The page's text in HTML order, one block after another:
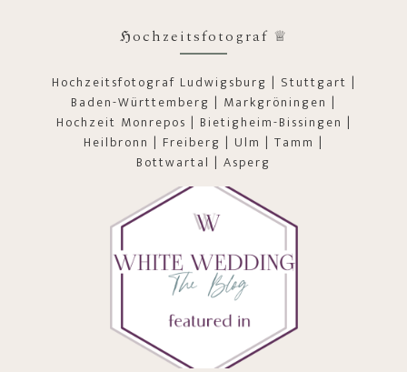
ℌochzeitsfotograf ♕
Hochzeitsfotograf Ludwigsburg | Stuttgart |
Baden-Württemberg | Markgröningen |
Hochzeit Monrepos | Bietigheim-Bissingen |
Heilbronn | Freiberg | Ulm | Tamm |
Bottwartal | Asperg